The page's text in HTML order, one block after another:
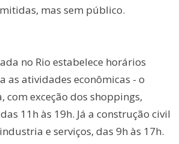
mas sem público.
no Rio estabelece horários
as atividades econômicas - o
com exceção dos shoppings,
11h às 19h. Já a construção civil
e serviços, das 9h às 17h.